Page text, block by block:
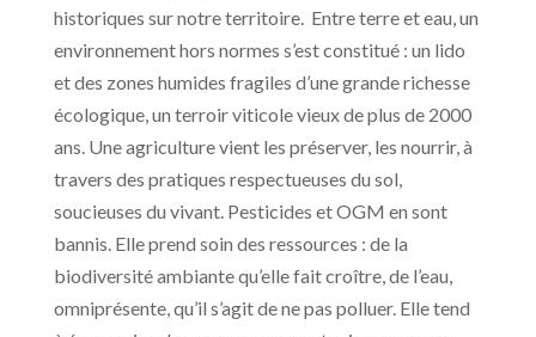
historiques sur notre territoire. Entre terre et eau, un
environnement hors normes s’est constitué : un lido
et des zones humides fragiles d’une grande richesse
écologique, un terroir viticole vieux de plus de 2000
ans. Une agriculture vient les préserver, les nourrir, à
travers des pratiques respectueuses du sol,
soucieuses du vivant. Pesticides et OGM en sont
bannis. Elle prend soin des ressources : de la
biodiversité ambiante qu’elle fait croître, de l’eau,
omniprésente, qu’il s’agit de ne pas polluer. Elle tend